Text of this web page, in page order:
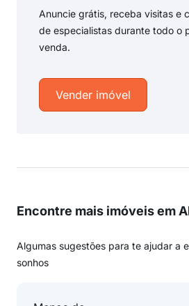
Anuncie grátis, receba visitas e
de especialistas durante todo o
venda.
Vender imóvel
Encontre mais imóveis em
Algumas sugestões para te ajudar a
sonhos